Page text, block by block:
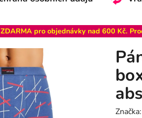
pro objednávky nad 600 Kč.
Značka: